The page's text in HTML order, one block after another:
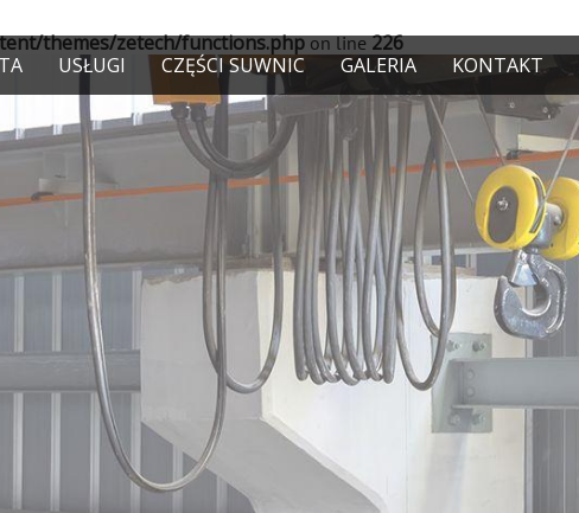
themes/zetech/functions.phpon line226
www/wp-content/themes/zetech/functions.phpon line226
USŁUGI CZĘŚCI SUWNIC GALERIA KONTAKT